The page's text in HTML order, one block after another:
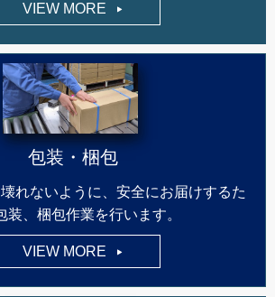
VIEW MORE
包装・梱包
れないように、安全にお届けするた
装、梱包作業を行います。
VIEW MORE